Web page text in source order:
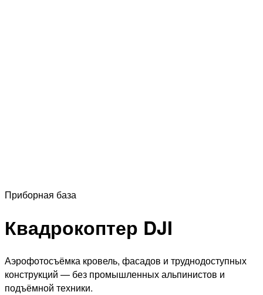
Приборная база
Квадрокоптер DJI
Аэрофотосъёмка кровель, фасадов и труднодоступных
конструкций — без промышленных альпинистов и
подъёмной техники.